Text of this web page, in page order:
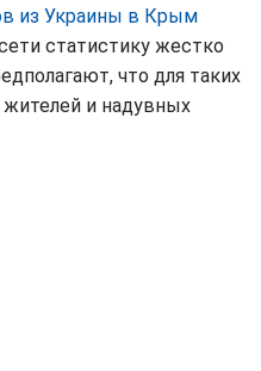
из Украины в Крым
статистику жестко
что для таких
и надувных